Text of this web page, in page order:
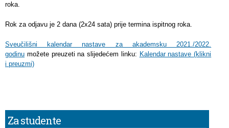
roka.
Rok za odjavu je 2 dana (2x24 sata) prije termina ispitnog roka.
Sveučilišni kalendar nastave za akademsku 2021./2022.
godinu možete preuzeti na slijedećem linku: Kalendar nastave (klikni
i preuzmi)
Za studente